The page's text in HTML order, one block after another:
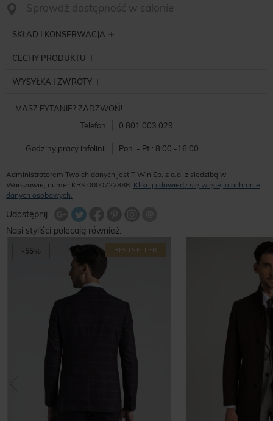
Sprawdż dostępność w salonie
SKŁAD I KONSERWACJA
CECHY PRODUKTU
WYSYŁKA I ZWROTY
MASZ PYTANIE? ZADZWOŃ!
Telefon
0 801 003 029
Godziny pracy infolinii Pon. - Pt.: 8:00 -16:00
Administratorem Twoich danych jest T-Win Sp. z o.o. z siedzibą w
Warszawie, numer KRS 0000722886. Kliknij i dowiedz się więcej o ochronie
danych osobowych.
Udostępnij
Share FacebookUdostępnij na Google+
Udostępnij na Google+
Nasi styliści polecają również:
BESTSELLER
-55%